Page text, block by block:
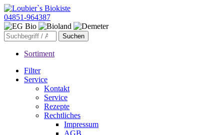
04851-964387
Sortiment
Filter
Service
Kontakt
Service
Rezepte
Rechtliches
Impressum
AGB